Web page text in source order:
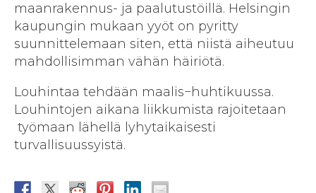
maanrakennus- ja paalutustöillä. Helsingin
kaupungin mukaan yyöt on pyritty
suunnittelemaan siten, että niistä aiheutuu
mahdollisimman vähän häiriötä.
Louhintaa tehdään maalis−huhtikuussa.
Louhintojen aikana liikkumista rajoitetaan
työmaan lähellä lyhytaikaisesti
turvallisuussyistä.